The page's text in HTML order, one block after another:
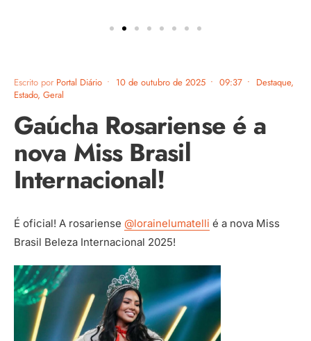
Escrito por Portal Diário • 10 de outubro de 2025 • 09:37 • Destaque,
Estado, Geral
Gaúcha Rosariense é a
nova Miss Brasil
Internacional!
É oficial! A rosariense @lorainelumatelli é a nova Miss
Brasil Beleza Internacional 2025!